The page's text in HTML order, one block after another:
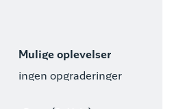
Mulige oplevelser
ingen opgraderinger